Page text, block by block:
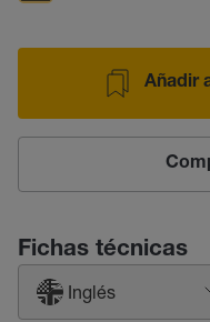
Añadir
Fichas técnicas
Inglés